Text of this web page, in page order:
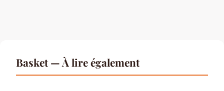
Basket — À lire également